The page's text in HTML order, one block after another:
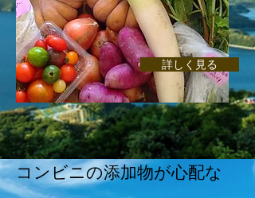
詳しく見る
コンビニの添加物が心配な